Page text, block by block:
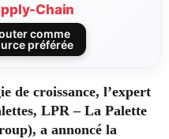
Chain
comme
préférée
de croissance, l’expert
LPR – La Palette
a annoncé la